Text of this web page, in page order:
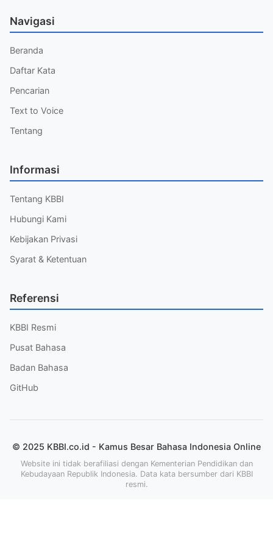
Navigasi
Beranda
Daftar Kata
Pencarian
Text to Voice
Tentang
Informasi
Tentang KBBI
Hubungi Kami
Kebijakan Privasi
Syarat & Ketentuan
Referensi
KBBI Resmi
Pusat Bahasa
Badan Bahasa
GitHub
© 2025 KBBI.co.id - Kamus Besar Bahasa Indonesia Online
Website ini tidak berafiliasi dengan Kementerian Pendidikan dan
Kebudayaan Republik Indonesia. Data kata bersumber dari KBBI
resmi.